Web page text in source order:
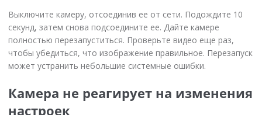
Выключите камеру, отсоединив ее от сети. Подождите 10
секунд, затем снова подсоедините ее. Дайте камере
полностью перезапуститься. Проверьте видео еще раз,
чтобы убедиться, что изображение правильное. Перезапуск
может устранить небольшие системные ошибки.
Камера не реагирует на изменения
настроек